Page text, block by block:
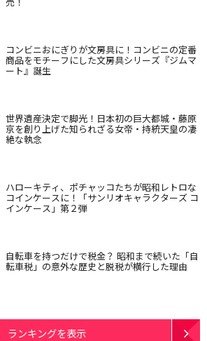
コンビニおにぎりが文房具に！コンビニの定番
商品をモチーフにした文房具シリーズ『ジムマ
ート』誕生
世界遺産決定で脚光！日本初の巨大都城・藤原
京を創り上げた知られざる女帝・持統天皇の凄
絶な執念
ハローキティ、ポチャッコたちが昭和レトロな
コインケースに！「サンリオキャラクターズ コ
インケース」第２弾
自転車を持つだけで税金？ 昭和まで続いた「自
転車税」の意外な歴史と脱税が横行した理由
ランキングを表示